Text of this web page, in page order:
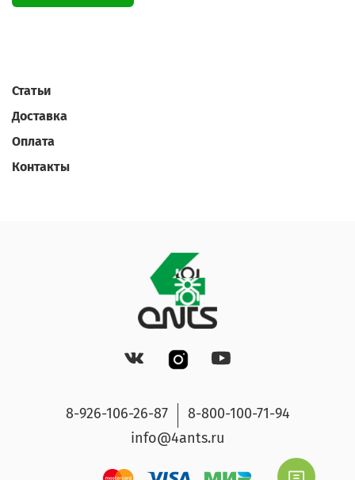
Статьи
Доставка
Оплата
Контакты
8-926-106-26-87
8-800-100-71-94
info@4ants.ru